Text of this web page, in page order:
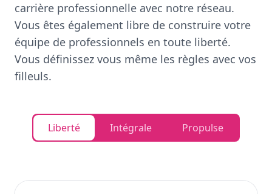
carrière professionnelle avec notre réseau.
Vous êtes également libre de construire votre
équipe de professionnels en toute liberté.
Vous définissez vous même les règles avec vos
filleuls.
Liberté Intégrale Propulse